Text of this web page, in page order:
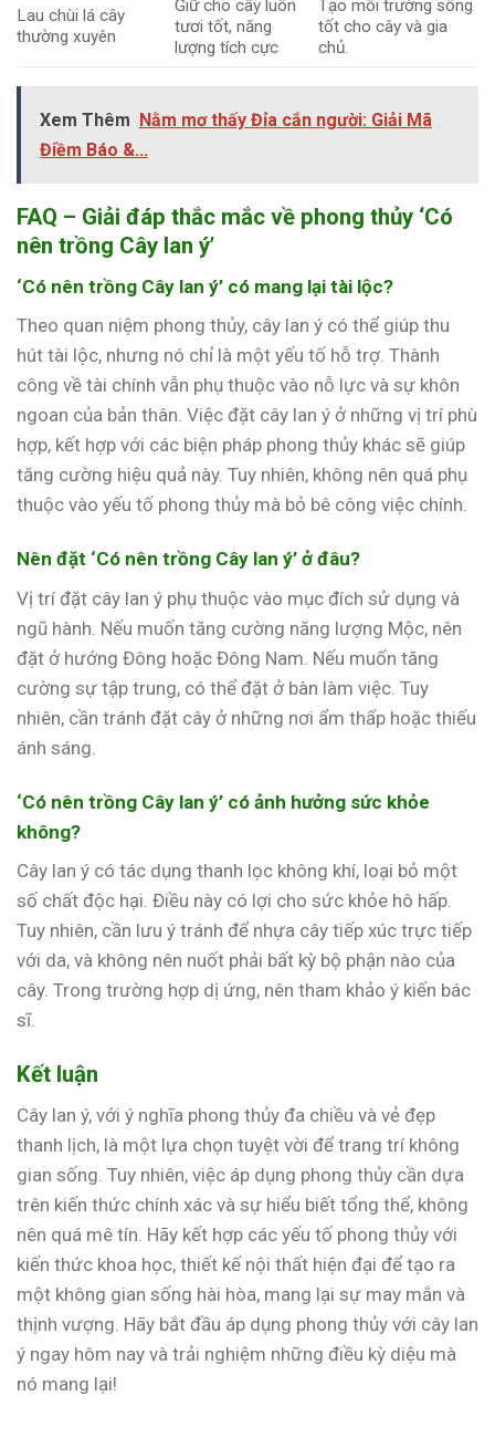
Lau chùi lá cây
thường xuyên
Giữ cho cây luôn
tươi tốt, năng
lượng tích cực
Tạo môi trường sống
tốt cho cây và gia
chủ.
Xem Thêm
Nằm mơ thấy Đỉa cắn người: Giải Mã
Điềm Báo &...
FAQ – Giải đáp thắc mắc về phong thủy ‘Có
nên trồng Cây lan ý’
‘Có nên trồng Cây lan ý’ có mang lại tài lộc?
Theo quan niệm phong thủy, cây lan ý có thể giúp thu
hút tài lộc, nhưng nó chỉ là một yếu tố hỗ trợ. Thành
công về tài chính vẫn phụ thuộc vào nỗ lực và sự khôn
ngoan của bản thân. Việc đặt cây lan ý ở những vị trí phù
hợp, kết hợp với các biện pháp phong thủy khác sẽ giúp
tăng cường hiệu quả này. Tuy nhiên, không nên quá phụ
thuộc vào yếu tố phong thủy mà bỏ bê công việc chính.
Nên đặt ‘Có nên trồng Cây lan ý’ ở đâu?
Vị trí đặt cây lan ý phụ thuộc vào mục đích sử dụng và
ngũ hành. Nếu muốn tăng cường năng lượng Mộc, nên
đặt ở hướng Đông hoặc Đông Nam. Nếu muốn tăng
cường sự tập trung, có thể đặt ở bàn làm việc. Tuy
nhiên, cần tránh đặt cây ở những nơi ẩm thấp hoặc thiếu
ánh sáng.
‘Có nên trồng Cây lan ý’ có ảnh hưởng sức khỏe
không?
Cây lan ý có tác dụng thanh lọc không khí, loại bỏ một
số chất độc hại. Điều này có lợi cho sức khỏe hô hấp.
Tuy nhiên, cần lưu ý tránh để nhựa cây tiếp xúc trực tiếp
với da, và không nên nuốt phải bất kỳ bộ phận nào của
cây. Trong trường hợp dị ứng, nên tham khảo ý kiến bác
sĩ.
Kết luận
Cây lan ý, với ý nghĩa phong thủy đa chiều và vẻ đẹp
thanh lịch, là một lựa chọn tuyệt vời để trang trí không
gian sống. Tuy nhiên, việc áp dụng phong thủy cần dựa
trên kiến thức chính xác và sự hiểu biết tổng thể, không
nên quá mê tín. Hãy kết hợp các yếu tố phong thủy với
kiến thức khoa học, thiết kế nội thất hiện đại để tạo ra
một không gian sống hài hòa, mang lại sự may mắn và
thịnh vượng. Hãy bắt đầu áp dụng phong thủy với cây lan
ý ngay hôm nay và trải nghiệm những điều kỳ diệu mà
nó mang lại!